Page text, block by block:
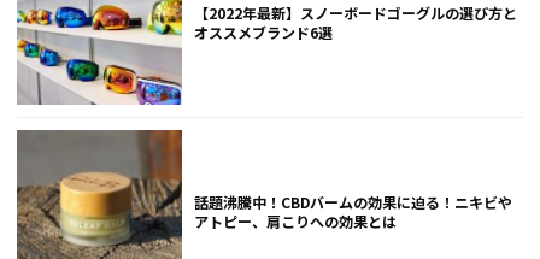
【2022年最新】スノーボードゴーグルの選び方と
オススメブランド6選
話題沸騰中！CBDバームの効果に迫る！ニキビや
アトピー、肩こりへの効果とは